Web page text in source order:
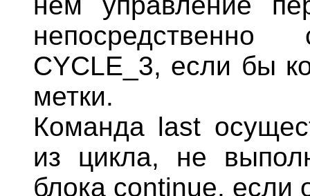
CYCLE_3, если бы
метки.
Команда last
из цикла, не
блока continue, если